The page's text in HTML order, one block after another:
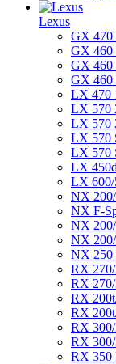
Lexus
GX 470
GX 460
GX 460
GX 460
LX 470
LX 570
LX 570
LX 570
LX 570
LX
LX 600/
NX
NX F-
NX
NX
NX 250
RX
RX
RX
RX
RX
RX 300/
RX 350